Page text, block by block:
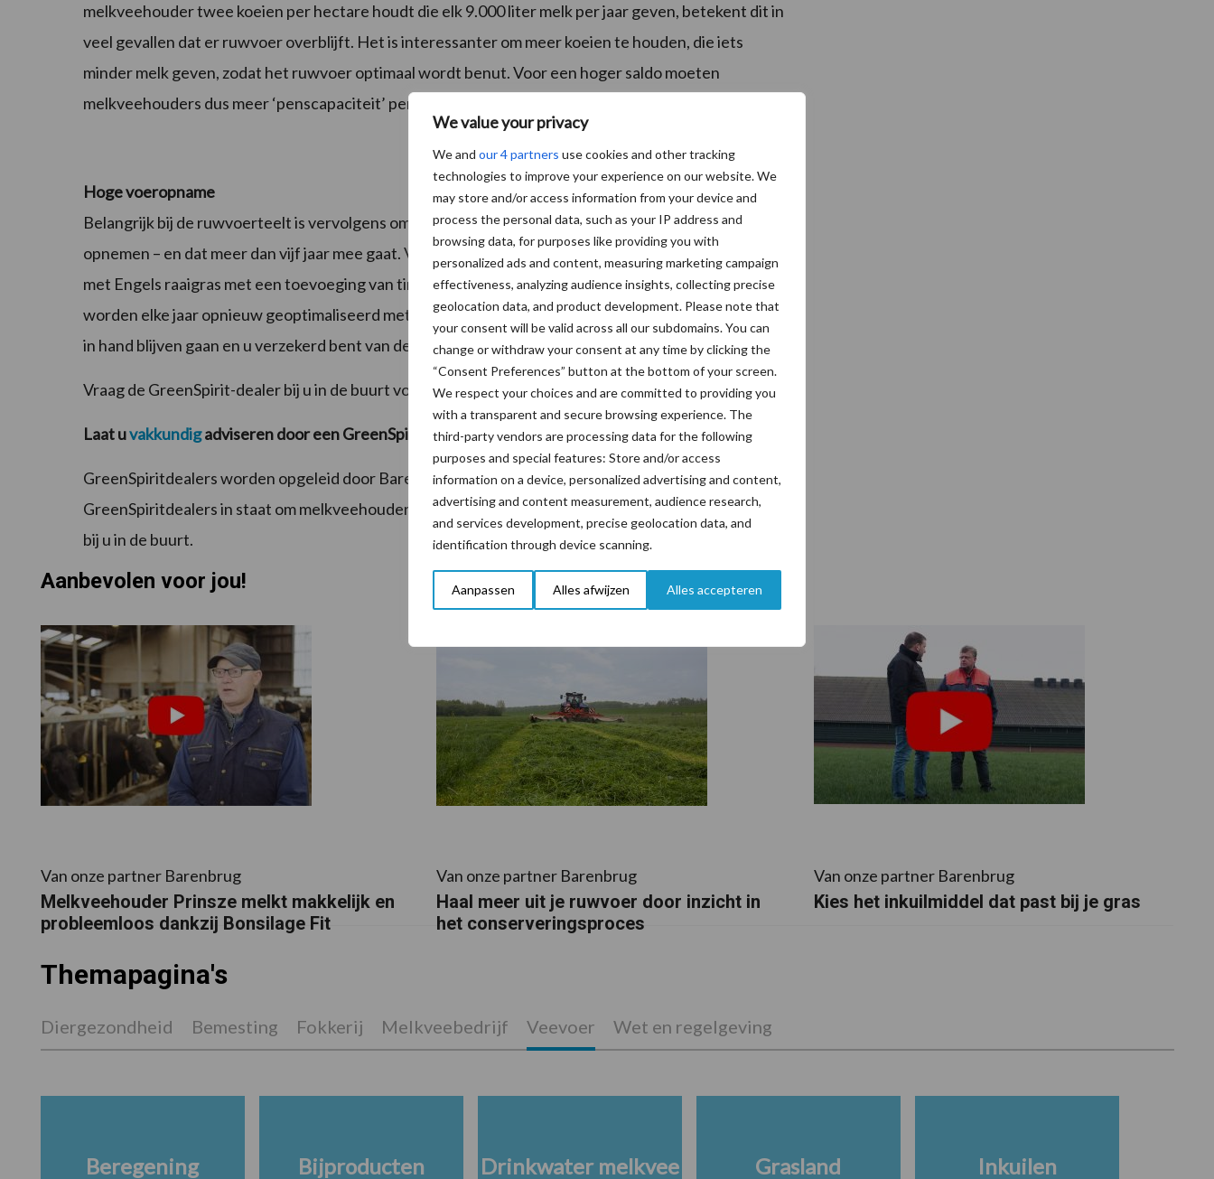
We value your privacy
We and our 4 partners use cookies and other tracking
technologies to improve your experience on our website. We
may store and/or access information from your device and
process the personal data, such as your IP address and
browsing data, for purposes like providing you with
personalized ads and content, measuring marketing campaign
effectiveness, analyzing audience insights, collecting precise
geolocation data, and product development. Please note that
your consent will be valid across all our subdomains. You can
change or withdraw your consent at any time by clicking the
“Consent Preferences” button at the bottom of your screen.
We respect your choices and are committed to providing you
with a transparent and secure browsing experience. The
third-party vendors are processing data for the following
purposes and special features: Store and/or access
information on a device, personalized advertising and content,
advertising and content measurement, audience research,
and services development, precise geolocation data, and
identification through device scanning.
Aanpassen Alles afwijzen Alles accepteren
melkveehouder twee koeien per hectare houdt die elk 9.000 liter melk per jaar geven, betekent dit in
veel gevallen dat er ruwvoer overblijft. Het is interessanter om meer koeien te houden, die iets
minder melk geven, zodat het ruwvoer optimaal wordt benut. Voor een hoger saldo moeten
melkveehouders dus meer ‘penscapaciteit’ per hectare creëren.”
Hoge voeropname
Belangrijk bij de ruwvoerteelt is vervolgens om goed beweidbaar gras te telen – waarvan koeien veel
opnemen – en dat meer dan vijf jaar mee gaat. Voor de weides in Nederland betekent dit mengsels
met Engels raaigras met een toevoeging van timothee.De GreenSpirit-mengsels van Barenbrug
worden elke jaar opnieuw geoptimaliseerd met nieuwe genetica waardoor productie en smaak hand
in hand blijven gaan en u verzekerd bent van de beste kwaliteit en hoogste opname.
Vraag de GreenSpirit-dealer bij u in de buurt voor meer informatie.
Laat uvakkundigadviseren door een GreenSpirit dealer
GreenSpiritdealers worden opgeleid door Barenbrug tot GrasSpecialisten. Hierdoor zijn
GreenSpiritdealers in staat om melkveehouders goed te adviseren. Klik hier voor GreenSpiritdealer
bij u in de buurt.
Aanbevolen voor jou!
Van onze partner Barenbrug
Melkveehouder Prinsze melkt makkelijk en
probleemloos dankzij Bonsilage Fit
Van onze partner Barenbrug
Haal meer uit je ruwvoer door inzicht in
het conserveringsproces
Van onze partner Barenbrug
Kies het inkuilmiddel dat past bij je gras
Themapagina's
Diergezondheid Bemesting Fokkerij Melkveebedrijf Veevoer Wet en regelgeving
Beregening Bijproducten Drinkwater melkvee Grasland Inkuilen